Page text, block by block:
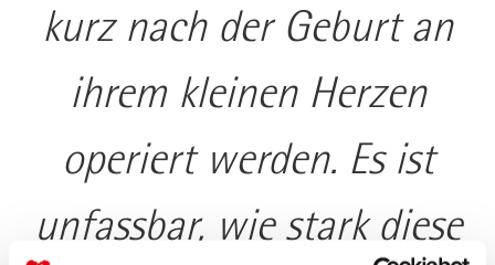
kurz nach der Geburt an
ihrem kleinen Herzen
operiert werden. Es ist
unfassbar, wie stark diese